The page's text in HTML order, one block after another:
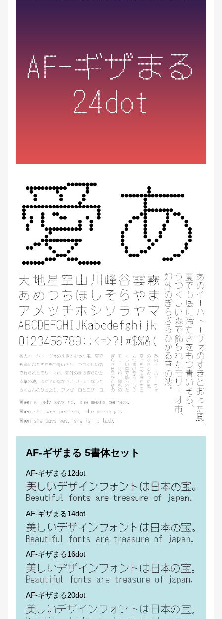
AF-ギザまる 5書体セット
AF-ギザまる12dot
AF-ギザまる14dot
AF-ギザまる16dot
AF-ギザまる20dot